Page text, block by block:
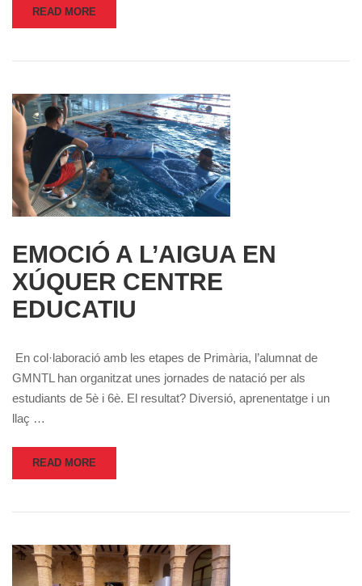
READ MORE
EMOCIÓ A L’AIGUA EN
XÚQUER CENTRE
EDUCATIU
En col·laboració amb les etapes de Primària, l’alumnat de
GMNTL han organitzat unes jornades de natació per als
estudiants de 5è i 6è. El resultat? Diversió, aprenentatge i un
llaç …
READ MORE